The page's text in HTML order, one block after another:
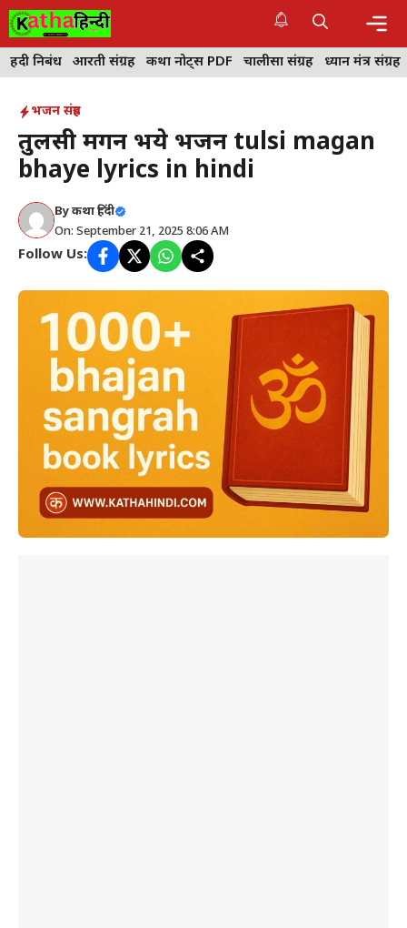
Skip
to
content
हिंदी निबंध आरती संग्रह कथा नोट्स PDF चालीसा संग्रह ध्यान मंत्र संग्रह
भजन संग्रह
तुलसी मगन भये भजन tulsi magan
bhaye lyrics in hindi
Byकथा हिंदी
On: September 21, 2025 8:06 AM
Follow Us: